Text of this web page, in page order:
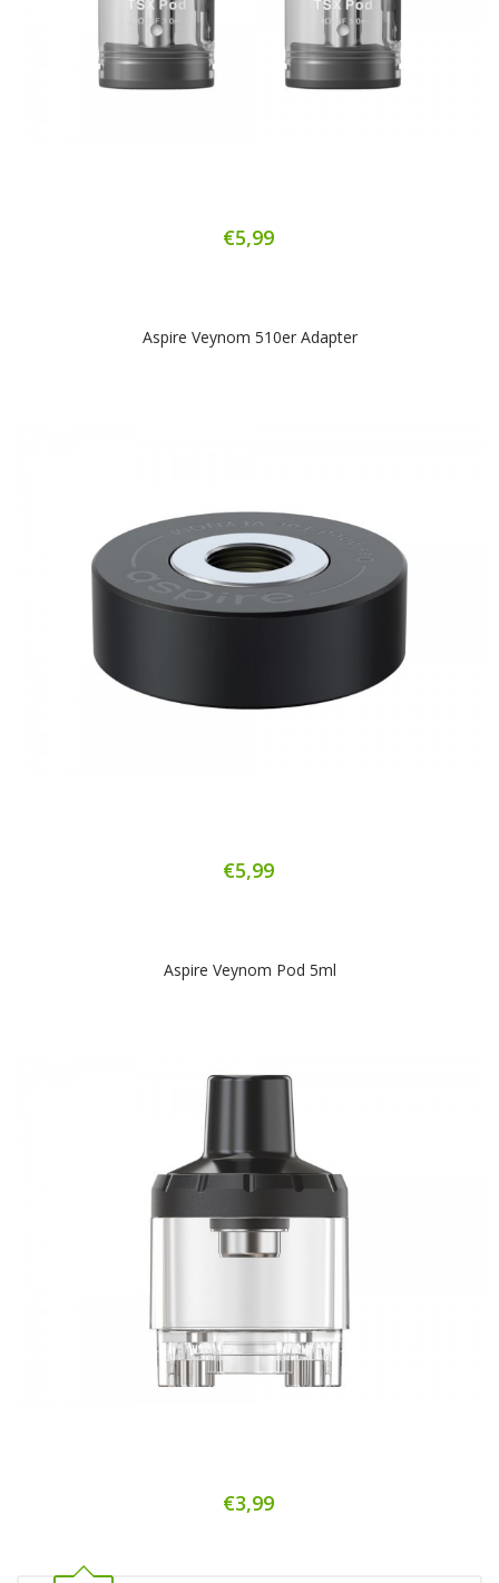
€5,99
Aspire Veynom 510er Adapter
€5,99
Aspire Veynom Pod 5ml
€3,99